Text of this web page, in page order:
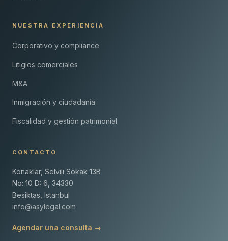
NUESTRA EXPERIENCIA
Corporativo y compliance
Litigios comerciales
M&A
Inmigración y ciudadanía
Fiscalidad y gestión patrimonial
CONTACTO
Konaklar, Selvili Sokak 13B
No: 10 D: 6, 34330
Besiktas, Istanbul
info@asylegal.com
Agendar una consulta →